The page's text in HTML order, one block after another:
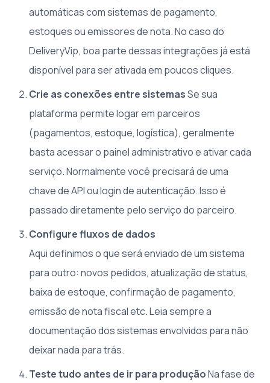
automáticas com sistemas de pagamento,
estoques ou emissores de nota. No caso do
DeliveryVip, boa parte dessas integrações já está
disponível para ser ativada em poucos cliques.
Crie as conexões entre sistemasSe sua
plataforma permite logar em parceiros
(pagamentos, estoque, logística), geralmente
basta acessar o painel administrativo e ativar cada
serviço. Normalmente você precisará de uma
chave de API ou login de autenticação. Isso é
passado diretamente pelo serviço do parceiro.
Configure fluxos de dados
Aqui definimos o que será enviado de um sistema
para outro: novos pedidos, atualização de status,
baixa de estoque, confirmação de pagamento,
emissão de nota fiscal etc. Leia sempre a
documentação dos sistemas envolvidos para não
deixar nada para trás.
Teste tudo antes de ir para produçãoNa fase de